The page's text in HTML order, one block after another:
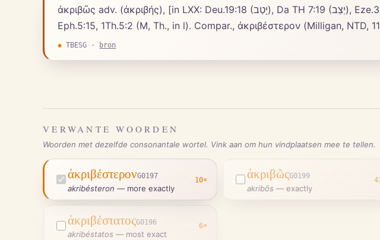
ἀκριβῶς adv. (ἀκριβής), [in LXX: Deu.19:18 (יָטַב), Da TH 7:19 (יְצֵב), Eze.39:14, Wis.19:18, Sir.18:29 ;] with exactness, carefully: Mat.2:8, Luk.1:3, Act.18:25,
Eph.5:15, 1Th.5:2 (M, Th., in l). Compar., ἀκριβέστερον (Milligan, NTD,
◆ TBESG · bron
VERWANTE WOORDEN
Woorden met dezelfde consonantale wortel. Vink aan om hun vindplaatsen mee te tellen.
ἀκριβέστερονG0197
akribésteron — more exactly
10× ἀκριβῶςG0199
akribōs — exactly
ἀκριβέστατοςG0196
akribéstatos — most exact
6×